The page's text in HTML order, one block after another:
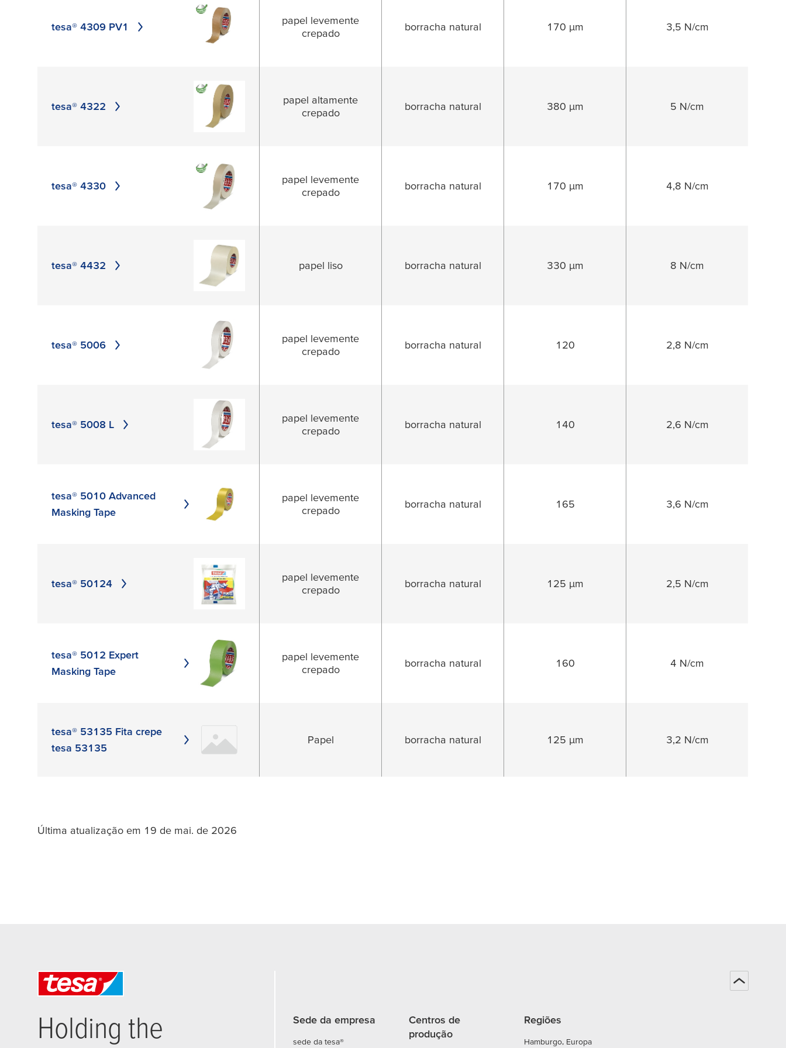
papel liso
tesa® 4309 PV1
papel levemente
crepado
borracha natural 170 µm 3,5 N/cm
tesa® 4322
papel altamente
crepado
borracha natural 380 µm 5 N/cm
tesa® 4330
papel levemente
crepado
borracha natural 170 µm 4,8 N/cm
tesa® 4432 papel liso borracha natural 330 µm 8 N/cm
tesa® 5006
papel levemente
crepado
borracha natural 120 2,8 N/cm
tesa® 5008 L
papel levemente
crepado
borracha natural 140 2,6 N/cm
tesa® 5010 Advanced
Masking Tape
papel levemente
crepado
borracha natural 165 3,6 N/cm
tesa® 50124
papel levemente
crepado
borracha natural 125 µm 2,5 N/cm
tesa® 5012 Expert
Masking Tape
papel levemente
crepado
borracha natural 160 4 N/cm
tesa® 53135 Fita crepe
tesa 53135
Papel borracha natural 125 µm 3,2 N/cm
Última atualização em 19 de mai. de 2026
Holding the
Sede da empresa
sede da tesa®
Centros de
produção
Regiões
Hamburgo, Europa